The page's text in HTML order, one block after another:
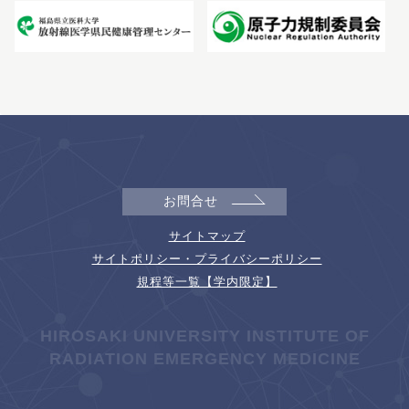
お問合せ
サイトマップ
サイトポリシー・プライバシーポリシー
規程等一覧【学内限定】
HIROSAKI UNIVERSITY INSTITUTE OF
RADIATION EMERGENCY MEDICINE